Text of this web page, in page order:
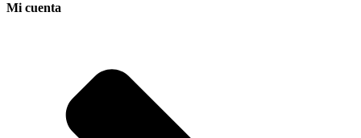
Mi cuenta